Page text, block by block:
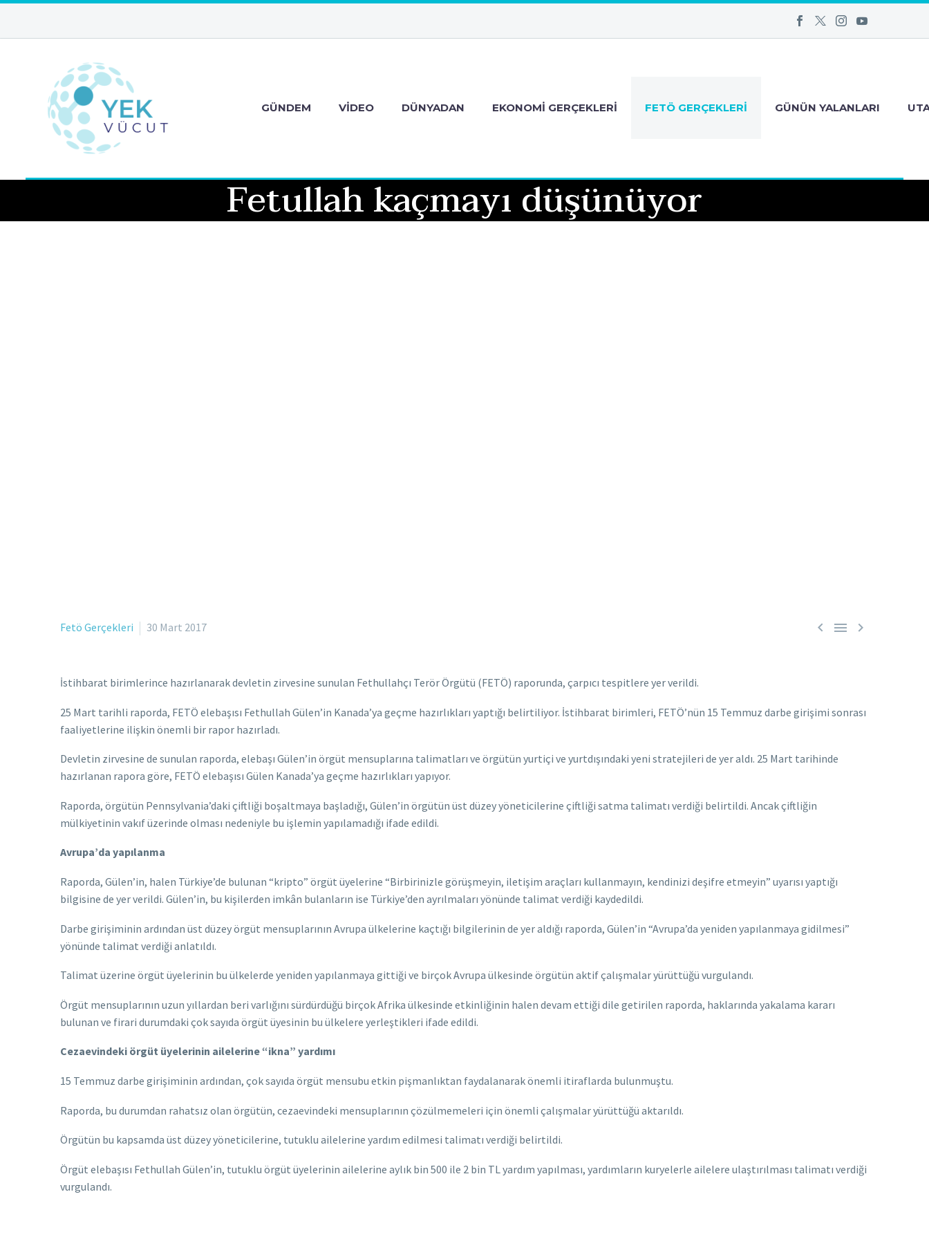
GÜNDEM VIDEO DÜNYADAN EKONOMI GERÇEKLERI FETÖ GERÇEKLERI GÜNÜN YALANLARI
Fetullah kaçmayı düşünüyor
  
Fetö Gerçekleri 30 Mart 2017
İstihbarat birimlerince hazırlanarak devletin zirvesine sunulan Fethullahçı Terör Örgütü (FETÖ) raporunda, çarpıcı tespitlere yer verildi.
25 Mart tarihli raporda, FETÖ elebaşısı Fethullah Gülen’in Kanada’ya geçme hazırlıkları yaptığı belirtiliyor. İstihbarat birimleri, FETÖ’nün 15 Temmuz darbe girişimi sonrası
faaliyetlerine ilişkin önemli bir rapor hazırladı.
Devletin zirvesine de sunulan raporda, elebaşı Gülen’in örgüt mensuplarına talimatları ve örgütün yurtiçi ve yurtdışındaki yeni stratejileri de yer aldı. 25 Mart tarihinde
hazırlanan rapora göre, FETÖ elebaşısı Gülen Kanada’ya geçme hazırlıkları yapıyor.
Raporda, örgütün Pennsylvania’daki çiftliği boşaltmaya başladığı, Gülen’in örgütün üst düzey yöneticilerine çiftliği satma talimatı verdiği belirtildi. Ancak çiftliğin
mülkiyetinin vakıf üzerinde olması nedeniyle bu işlemin yapılamadığı ifade edildi.
Avrupa’da yapılanma
Raporda, Gülen’in, halen Türkiye’de bulunan “kripto” örgüt üyelerine “Birbirinizle görüşmeyin, iletişim araçları kullanmayın, kendinizi deşifre etmeyin” uyarısı yaptığı
bilgisine de yer verildi. Gülen’in, bu kişilerden imkân bulanların ise Türkiye’den ayrılmaları yönünde talimat verdiği kaydedildi.
Darbe girişiminin ardından üst düzey örgüt mensuplarının Avrupa ülkelerine kaçtığı bilgilerinin de yer aldığı raporda, Gülen’in “Avrupa’da yeniden yapılanmaya gidilmesi”
yönünde talimat verdiği anlatıldı.
Talimat üzerine örgüt üyelerinin bu ülkelerde yeniden yapılanmaya gittiği ve birçok Avrupa ülkesinde örgütün aktif çalışmalar yürüttüğü vurgulandı.
Örgüt mensuplarının uzun yıllardan beri varlığını sürdürdüğü birçok Afrika ülkesinde etkinliğinin halen devam ettiği dile getirilen raporda, haklarında yakalama kararı
bulunan ve firari durumdaki çok sayıda örgüt üyesinin bu ülkelere yerleştikleri ifade edildi.
Cezaevindeki örgüt üyelerinin ailelerine “ikna” yardımı
15 Temmuz darbe girişiminin ardından, çok sayıda örgüt mensubu etkin pişmanlıktan faydalanarak önemli itiraflarda bulunmuştu.
Raporda, bu durumdan rahatsız olan örgütün, cezaevindeki mensuplarının çözülmemeleri için önemli çalışmalar yürüttüğü aktarıldı.
Örgütün bu kapsamda üst düzey yöneticilerine, tutuklu ailelerine yardım edilmesi talimatı verdiği belirtildi.
Örgüt elebaşısı Fethullah Gülen’in, tutuklu örgüt üyelerinin ailelerine aylık bin 500 ile 2 bin TL yardım yapılması, yardımların kuryelerle ailelere ulaştırılması talimatı verdiği
vurgulandı.